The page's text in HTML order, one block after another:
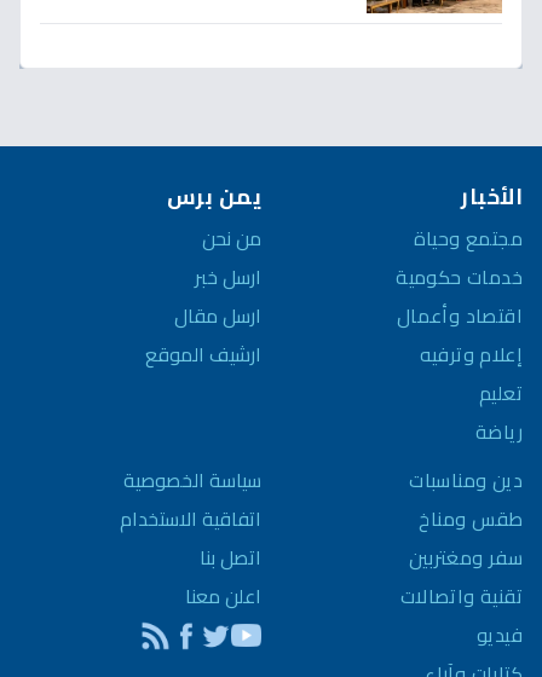
الأخبار
مجتمع وحياة
خدمات حكومية
اقتصاد وأعمال
إعلام وترفيه
تعليم
رياضة
دين ومناسبات
طقس ومناخ
سفر ومغتربين
تقنية واتصالات
فيديو
يمن برس
من نحن
ارسل خبر
ارسل مقال
ارشيف الموقع
سياسة الخصوصية
اتفاقية الاستخدام
اتصل بنا
اعلن معنا